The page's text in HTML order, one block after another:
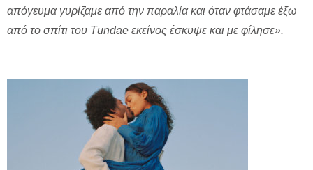
απόγευμα γυρίζαμε από την παραλία και όταν φτάσαμε έξω
από το σπίτι του Τundae εκείνος έσκυψε και με φίλησε».